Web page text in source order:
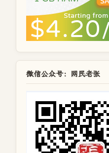
微信公众号：网民老张